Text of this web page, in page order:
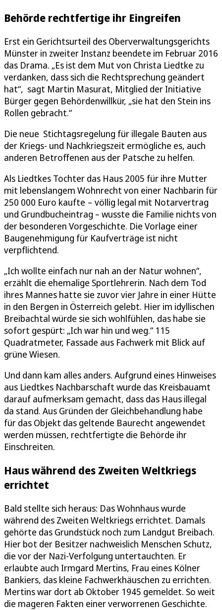
Behörde rechtfertige ihr Eingreifen
Erst ein Gerichtsurteil des Oberverwaltungsgerichts
Münster in zweiter Instanz beendete im Februar 2016
das Drama. „Es ist dem Mut von Christa Liedtke zu
verdanken, dass sich die Rechtsprechung geändert
hat“, sagt Martin Masurat, Mitglied der Initiative
Bürger gegen Behördenwillkür, „sie hat den Stein ins
Rollen gebracht.“
Die neue Stichtagsregelung für illegale Bauten aus
der Kriegs- und Nachkriegszeit ermögliche es, auch
anderen Betroffenen aus der Patsche zu helfen.
Als Liedtkes Tochter das Haus 2005 für ihre Mutter
mit lebenslangem Wohnrecht von einer Nachbarin für
250 000 Euro kaufte – völlig legal mit Notarvertrag
und Grundbucheintrag – wusste die Familie nichts von
der besonderen Vorgeschichte. Die Vorlage einer
Baugenehmigung für Kaufverträge ist nicht
verpflichtend.
„Ich wollte einfach nur nah an der Natur wohnen“,
erzählt die ehemalige Sportlehrerin. Nach dem Tod
ihres Mannes hatte sie zuvor vier Jahre in einer Hütte
in den Bergen in Österreich gelebt. Hier im idyllischen
Breibachtal würde sie sich wohlfühlen, das habe sie
sofort gespürt: „Ich war hin und weg.“ 115
Quadratmeter, Fassade aus Fachwerk mit Blick auf
grüne Wiesen.
Und dann kam alles anders. Aufgrund eines Hinweises
aus Liedtkes Nachbarschaft wurde das Kreisbauamt
darauf aufmerksam gemacht, dass das Haus illegal
da stand. Aus Gründen der Gleichbehandlung habe
für das Objekt das geltende Baurecht angewendet
werden müssen, rechtfertigte die Behörde ihr
Einschreiten.
Haus während des Zweiten Weltkriegs
errichtet
Bald stellte sich heraus: Das Wohnhaus wurde
während des Zweiten Weltkriegs errichtet. Damals
gehörte das Grundstück noch zum Landgut Breibach.
Hier bot der Besitzer nachweislich Menschen Schutz,
die vor der Nazi-Verfolgung untertauchten. Er
erlaubte auch Irmgard Mertins, Frau eines Kölner
Bankiers, das kleine Fachwerkhäuschen zu errichten.
Mertins war dort ab Oktober 1945 gemeldet. So weit
die mageren Fakten einer verworrenen Geschichte.